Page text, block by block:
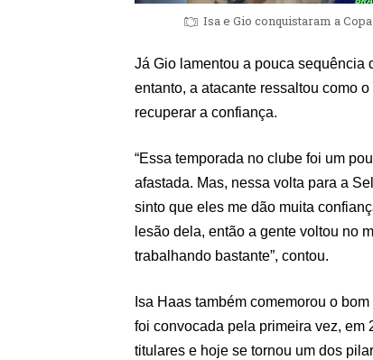
Isa e Gio conquistaram a
Já Gio lamentou a pouca sequência
entanto, a atacante ressaltou como
recuperar a confiança.
“Essa temporada no clube foi um
afastada. Mas, nessa volta para a
sinto que eles me dão muita
lesão dela, então a gente voltou no
trabalhando bastante”, contou.
Isa Haas também comemorou o
foi convocada pela primeira vez, em
titulares e hoje se tornou um dos